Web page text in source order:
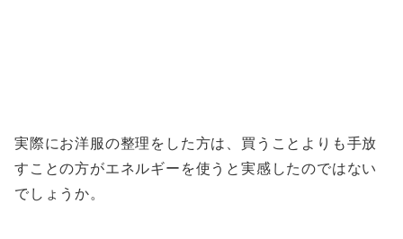
実際にお洋服の整理をした方は、買うことよりも手放
すことの方がエネルギーを使うと実感したのではない
でしょうか。